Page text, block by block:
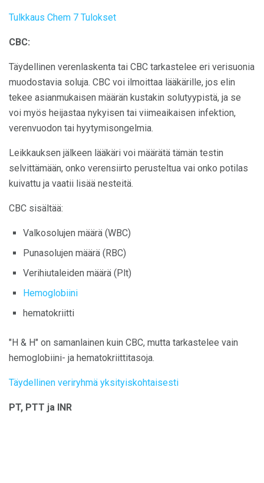
Tulkkaus Chem 7 Tulokset
CBC:
Täydellinen verenlaskenta tai CBC tarkastelee eri verisuonia
muodostavia soluja. CBC voi ilmoittaa lääkärille, jos elin
tekee asianmukaisen määrän kustakin solutyypistä, ja se
voi myös heijastaa nykyisen tai viimeaikaisen infektion,
verenvuodon tai hyytymisongelmia.
Leikkauksen jälkeen lääkäri voi määrätä tämän testin
selvittämään, onko verensiirto perusteltua vai onko potilas
kuivattu ja vaatii lisää nesteitä.
CBC sisältää:
Valkosolujen määrä (WBC)
Punasolujen määrä (RBC)
Verihiutaleiden määrä (Plt)
Hemoglobiini
hematokriitti
"H & H" on samanlainen kuin CBC, mutta tarkastelee vain
hemoglobiini- ja hematokriittitasoja.
Täydellinen veriryhmä yksityiskohtaisesti
PT, PTT ja INR